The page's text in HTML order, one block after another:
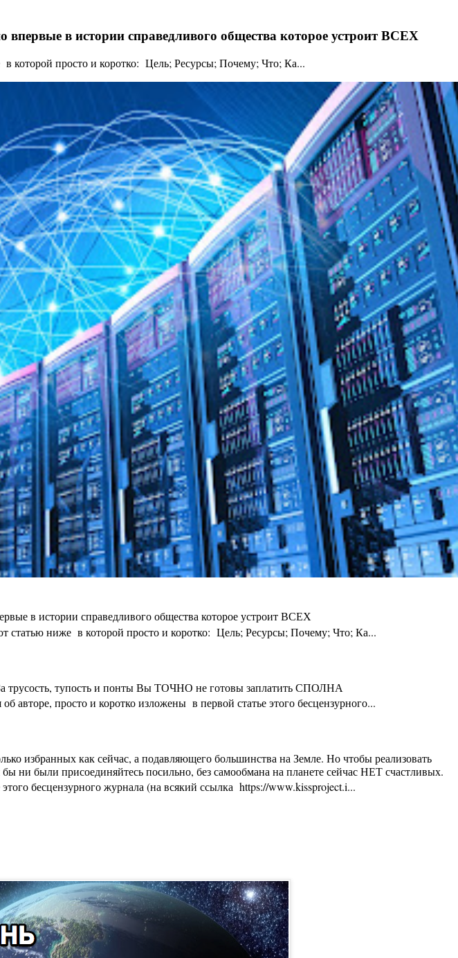
в истории справедливого общества которое устроит ВСЕХ
которой просто и коротко: Цель; Ресурсы; Почему; Что; Ка...
в истории справедливого общества которое устроит ВСЕХ
статью ниже в которой просто и коротко: Цель; Ресурсы; Почему; Что; Ка...
трусость, тупость и понты Вы ТОЧНО не готовы заплатить СПОЛНА
просто и коротко изложены в первой статье этого бесцензурного...
избранных как сейчас, а подавляющего большинства на Земле. Но чтобы реализовать
были присоединяйтесь посильно, без самообмана на планете сейчас НЕТ счастливых.
бесцензурного журнала (на всякий ссылка https://www.kissproject.i...